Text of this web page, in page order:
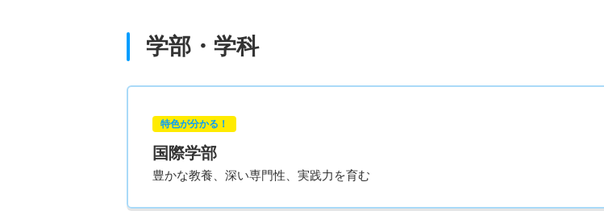
学部・学科
特色が分かる！
国際学部
豊かな教養、深い専門性、実践力を育む